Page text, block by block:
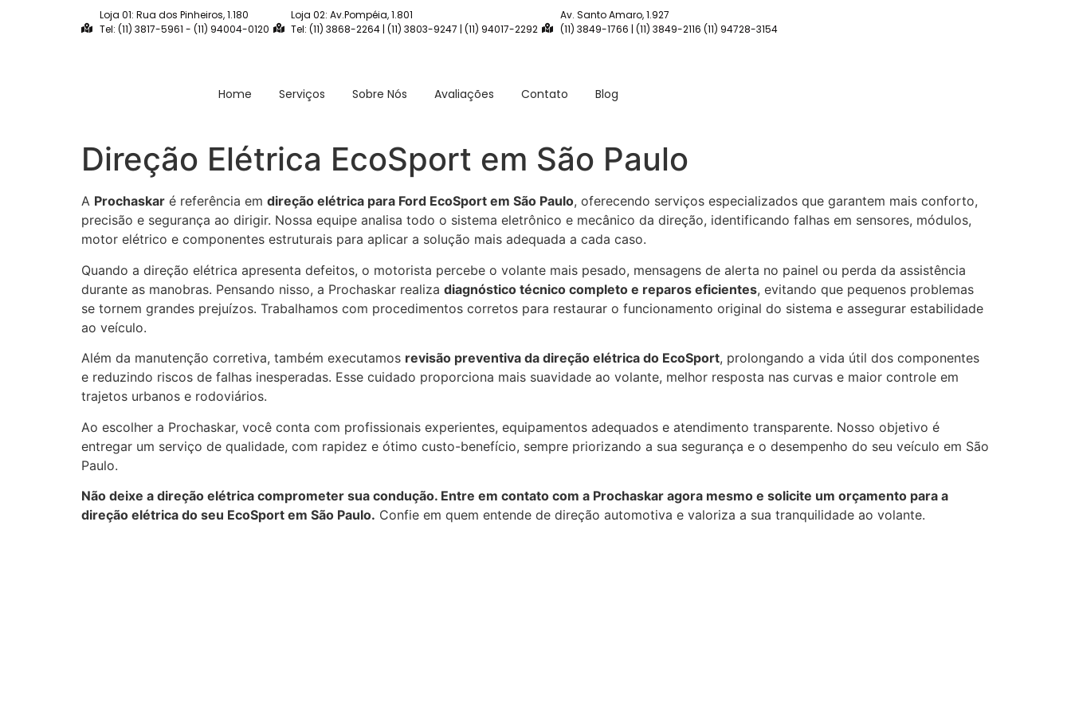
Loja 01: Rua dos Pinheiros, 1.180
Tel: (11) 3817-5961 - (11) 94004-0120
Loja 02: Av.Pompéia, 1.801
Tel: (11) 3868-2264 | (11) 3803-9247 | (11) 94017-2292
Av. Santo Amaro, 1.927
(11) 3849-1766 | (11) 3849-2116 (11) 94728-3154
Home Serviços Sobre Nós Avaliações Contato Blog
Direção Elétrica EcoSport em São Paulo
A Prochaskar é referência em direção elétrica para Ford EcoSport em São Paulo, oferecendo serviços especializados que garantem mais conforto,
precisão e segurança ao dirigir. Nossa equipe analisa todo o sistema eletrônico e mecânico da direção, identificando falhas em sensores, módulos,
motor elétrico e componentes estruturais para aplicar a solução mais adequada a cada caso.
Quando a direção elétrica apresenta defeitos, o motorista percebe o volante mais pesado, mensagens de alerta no painel ou perda da assistência
durante as manobras. Pensando nisso, a Prochaskar realiza diagnóstico técnico completo e reparos eficientes, evitando que pequenos problemas
se tornem grandes prejuízos. Trabalhamos com procedimentos corretos para restaurar o funcionamento original do sistema e assegurar estabilidade
ao veículo.
Além da manutenção corretiva, também executamos revisão preventiva da direção elétrica do EcoSport, prolongando a vida útil dos componentes
e reduzindo riscos de falhas inesperadas. Esse cuidado proporciona mais suavidade ao volante, melhor resposta nas curvas e maior controle em
trajetos urbanos e rodoviários.
Ao escolher a Prochaskar, você conta com profissionais experientes, equipamentos adequados e atendimento transparente. Nosso objetivo é
entregar um serviço de qualidade, com rapidez e ótimo custo-benefício, sempre priorizando a sua segurança e o desempenho do seu veículo em São
Paulo.
Não deixe a direção elétrica comprometer sua condução. Entre em contato com a Prochaskar agora mesmo e solicite um orçamento para a
direção elétrica do seu EcoSport em São Paulo. Confie em quem entende de direção automotiva e valoriza a sua tranquilidade ao volante.